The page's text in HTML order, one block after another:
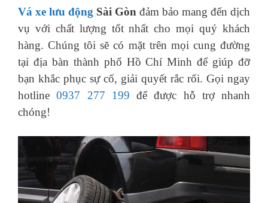
Vá xe lưu động Sài Gòn đảm bảo mang đến dịch
vụ với chất lượng tốt nhất cho mọi quý khách
hàng. Chúng tôi sẽ có mặt trên mọi cung đường
tại địa bàn thành phố Hồ Chí Minh để giúp đỡ
bạn khắc phục sự cố, giải quyết rắc rối. Gọi ngay
hotline0937 277 199 để được hỗ trợ nhanh
chóng!